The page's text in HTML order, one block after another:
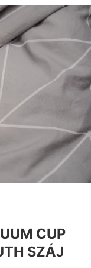
CUP
SZÁJ